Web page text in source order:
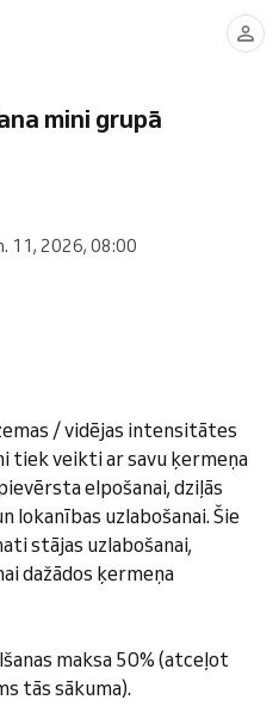
mini grupā
11, 2026, 08:00
/ vidējas intensitātes
tiek veikti ar savu ķermeņa
elpošanai, dziļās
lokanības uzlabošanai. Šie
stājas uzlabošanai,
dažādos ķermeņa
maksa 50% (atceļot
tās sākuma).